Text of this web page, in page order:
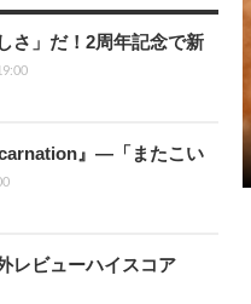
さ」だ！2周年記念で新
』―「またこい
レビューハイスコア